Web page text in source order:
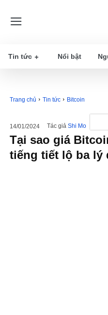
Tin tức Nổi bật
Trang chủ Tin tức Bitcoin
14/01/2024 Tác giả Shi Mo
Tại sao giá
tiếng tiết lộ ba lý